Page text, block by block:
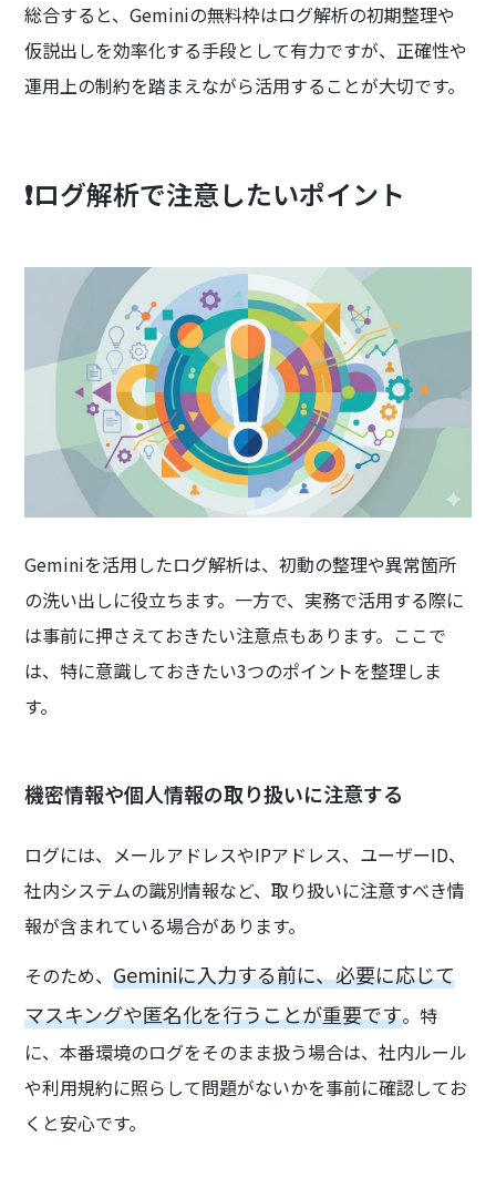
総合すると、Geminiの無料枠はログ解析の初期整理や
仮説出しを効率化する手段として有力ですが、正確性や
運用上の制約を踏まえながら活用することが大切です。
❗ログ解析で注意したいポイント
Geminiを活用したログ解析は、初動の整理や異常箇所
の洗い出しに役立ちます。一方で、実務で活用する際に
は事前に押さえておきたい注意点もあります。ここで
は、特に意識しておきたい3つのポイントを整理しま
す。
機密情報や個人情報の取り扱いに注意する
ログには、メールアドレスやIPアドレス、ユーザーID、
社内システムの識別情報など、取り扱いに注意すべき情
報が含まれている場合があります。
そのため、Geminiに入力する前に、必要に応じて
マスキングや匿名化を行うことが重要です。特
に、本番環境のログをそのまま扱う場合は、社内ルール
や利用規約に照らして問題がないかを事前に確認してお
くと安心です。